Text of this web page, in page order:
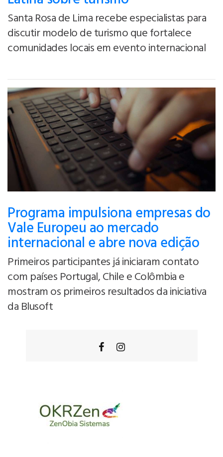
Santa Rosa de Lima recebe especialistas para
discutir modelo de turismo que fortalece
comunidades locais em evento internacional
Programa impulsiona empresas do
Vale Europeu ao mercado
internacional e abre nova edição
Primeiros participantes já iniciaram contato
com países Portugal, Chile e Colômbia e
mostram os primeiros resultados da iniciativa
da Blusoft